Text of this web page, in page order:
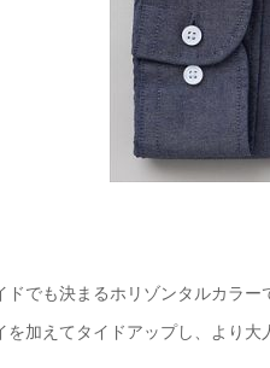
ドでも決まるホリゾンタルカラ
を加えてタイドアップし、より大